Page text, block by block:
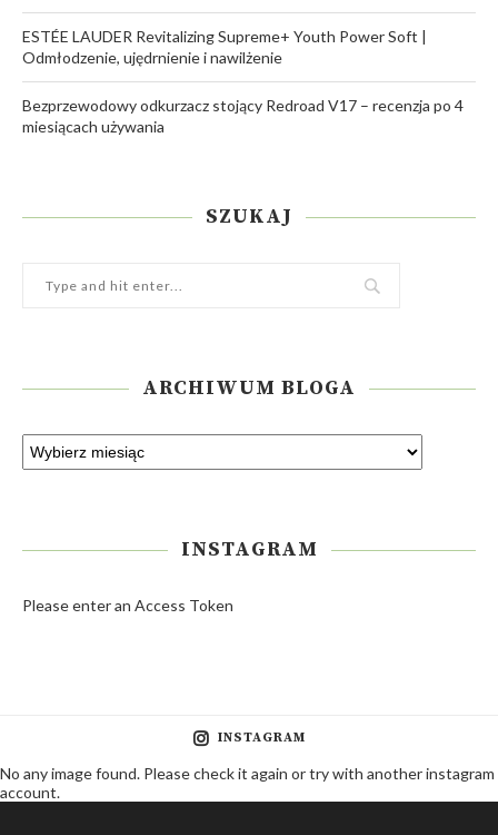
ESTÉE LAUDER Revitalizing Supreme+ Youth Power Soft |
Odmłodzenie, ujędrnienie i nawilżenie
Bezprzewodowy odkurzacz stojący Redroad V17 – recenzja po 4
miesiącach używania
SZUKAJ
ARCHIWUM BLOGA
INSTAGRAM
Please enter an Access Token
INSTAGRAM
No any image found. Please check it again or try with another instagram
account.